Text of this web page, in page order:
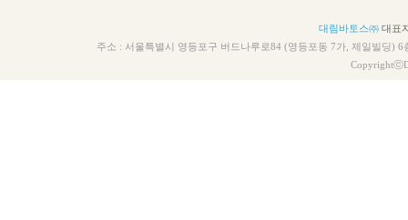
대림바토스㈜ 대표
주소 : 서울특별시 영등포구 버드나루로84 (영등포동 7가, 제일빌딩)